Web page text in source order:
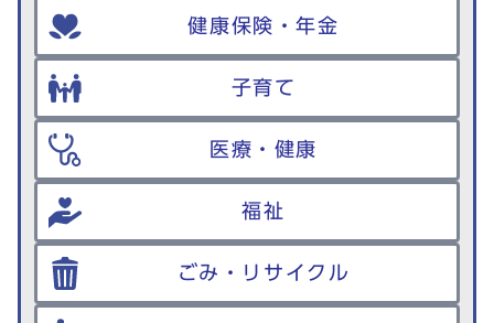
健康保険・年金
子育て
医療・健康
福祉
ごみ・リサイクル